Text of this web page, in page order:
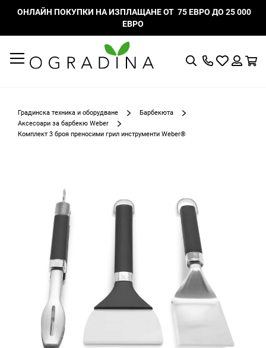
ОНЛАЙН ПОКУПКИ НА ИЗПЛАЩАНЕ ОТ 75 ЕВРО ДО 25 000
ЕВРО
ТърсенеМоят
Градинска техника и оборудване
Барбекюта
Аксесоари за барбекю Weber
Комплект 3 броя преносими грил инструменти Weber®
изображенията